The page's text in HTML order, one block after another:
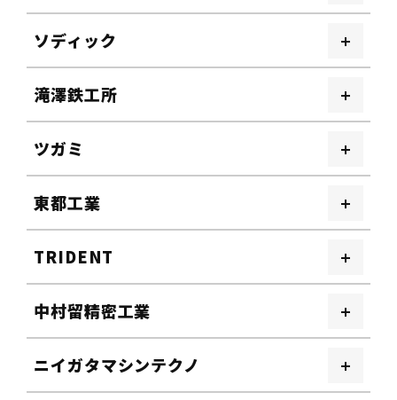
ソディック
滝澤鉄工所
ツガミ
東都工業
TRIDENT
中村留精密工業
ニイガタマシンテクノ